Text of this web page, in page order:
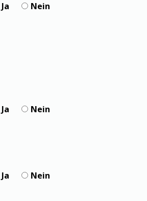
Ja Nein
Ja Nein
Ja Nein